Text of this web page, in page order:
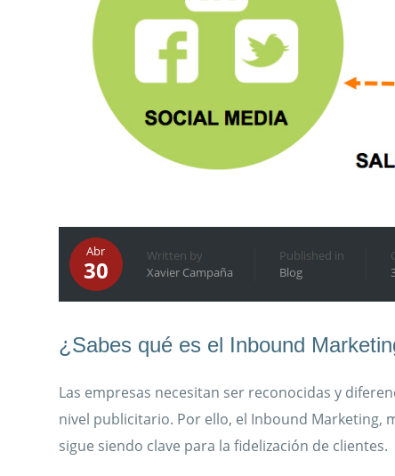
Abr
30
Written by
Xavier Campaña
Published in
Blog
¿Sabes qué es el Inbound
Las empresas necesitan ser reconocidas y
nivel publicitario. Por ello, el Inbound Marketing,
sigue siendo clave para la fidelización de clientes.